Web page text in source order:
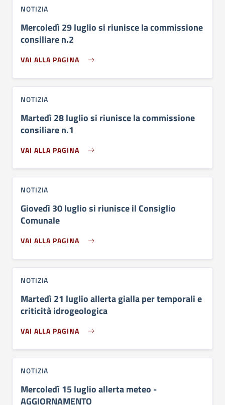
NOTIZIA
Mercoledì 29 luglio si riunisce la commissione
consiliare n.2
VAI ALLA PAGINA
NOTIZIA
Martedì 28 luglio si riunisce la commissione
consiliare n.1
VAI ALLA PAGINA
NOTIZIA
Giovedì 30 luglio si riunisce il Consiglio
Comunale
VAI ALLA PAGINA
NOTIZIA
Martedì 21 luglio allerta gialla per temporali e
criticità idrogeologica
VAI ALLA PAGINA
NOTIZIA
Mercoledì 15 luglio allerta meteo -
AGGIORNAMENTO